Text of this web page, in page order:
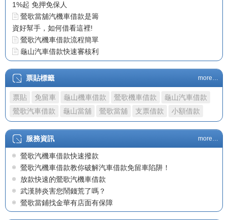
鶯歌當舖汽機車借款是籌
資好幫手，如何借看這裡!
鶯歌汽機車借款流程簡單
龜山汽車借款快速審核利
息低
龜山機車借免費估算放款
額度
需要用錢時金華當鋪全力
相挺
龜山機車借款合法低利好
辦理
金華當鋪推出優惠汽機車
借款
龜山當舖汽機車借款
龜山當舖合法經營汽機車
借款免留車
龜山當舖借款月息250，
合法龜山當鋪推薦汽車機車
票貼標籤 more…
票貼 免留車 龜山機車借款 鶯歌機車借款
龜山汽車借款
鶯歌汽車借款
龜山當舖 鶯歌當舖 支票借款 小額借款
服務資訊 more…
鶯歌汽機車借款快速撥款
鶯歌汽機車借款教你破解汽車借款免留車陷阱！
放款快速的鶯歌汽機車借款
武漢肺炎害您鬧錢荒了嗎？
鶯歌當鋪找金華有店面有保障